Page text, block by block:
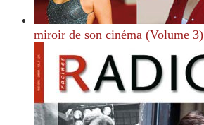
miroir de son cinéma (Volume 3)